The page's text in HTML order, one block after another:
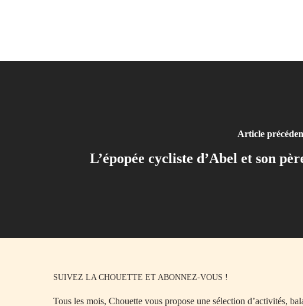
Article
L’épopée cycliste d’Abel et son
SUIVEZ LA CHOUETTE ET ABONNEZ-VOUS !
Tous les mois, Chouette vous propose une sélection d’activités,